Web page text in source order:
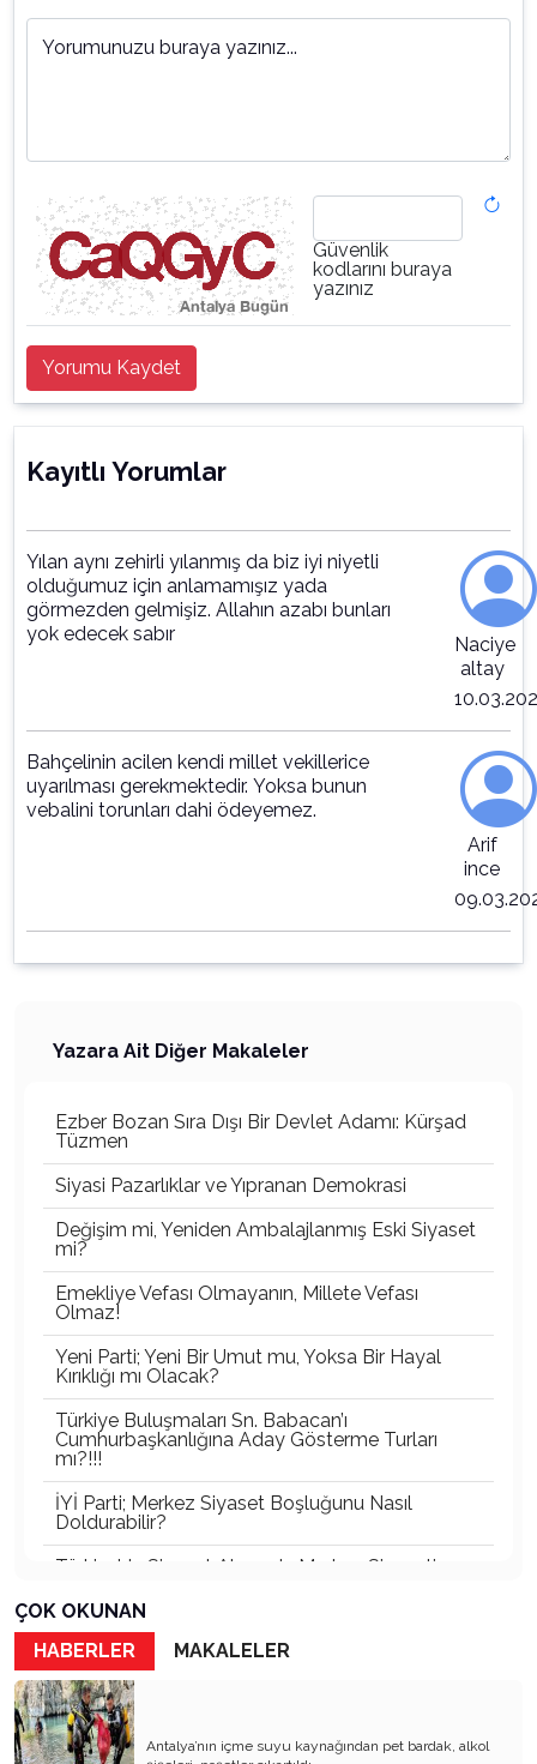
Yorumunuzu buraya yazınız...
Güvenlik
kodlarını buraya
yazınız
Yorumu Kaydet
Kayıtlı Yorumlar
Yılan aynı zehirli yılanmış da biz iyi niyetli
olduğumuz için anlamamışız yada
görmezden gelmişiz. Allahın azabı bunları
yok edecek sabır
Naciye
altay
Bahçelinin acilen kendi millet vekillerice
uyarılması gerekmektedir. Yoksa bunun
vebalini torunları dahi ödeyemez.
Arif
ince
Yazara Ait Diğer Makaleler
Ezber Bozan Sıra Dışı Bir Devlet Adamı: Kürşad
Tüzmen
Siyasi Pazarlıklar ve Yıpranan Demokrasi
Değişim mi, Yeniden Ambalajlanmış Eski Siyaset
mi?
Emekliye Vefası Olmayanın, Millete Vefası
Olmaz!
Yeni Parti; Yeni Bir Umut mu, Yoksa Bir Hayal
Kırıklığı mı Olacak?
Türkiye Buluşmaları Sn. Babacan’ı
Cumhurbaşkanlığına Aday Gösterme Turları
mı?!!!
İYİ Parti; Merkez Siyaset Boşluğunu Nasıl
Doldurabilir?
Türkiye’de Siyaset Alanında Merkez Siyaseti
Türkiye’nin En Büyük Partisi Belli Oldu!
Türkiye'nin Görünmeyen İktidarı: Bürokratik
Oligarşi
Antalya Gerçekten Lider Çıkaramıyor mu, Yoksa
Çıkan Liderler Ulusal Ölçekte Görünür Olamıyor
ÇOK OKUNAN
HABERLER
MAKALELER
Antalya’nın içme suyu kaynağından pet bardak, alkol